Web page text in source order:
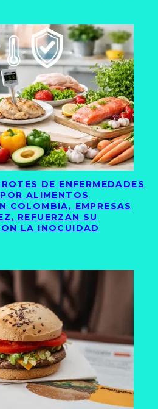
DE ENFERMEDADES
ALIMENTOS
COLOMBIA, EMPRESAS
REFUERZAN SU
LA INOCUIDAD